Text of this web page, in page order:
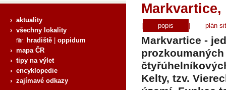
› aktuality
› všechny lokality
filtr: hradiště
oppidum
› mapa ČR
› tipy na výlet
› encyklopedie
› zajímavé odkazy
popis plán
Markvartice -
Kelty, tzv.